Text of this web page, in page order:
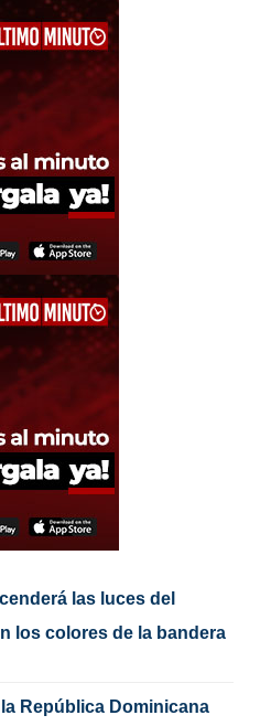
las luces del
los colores de la bandera
República Dominicana